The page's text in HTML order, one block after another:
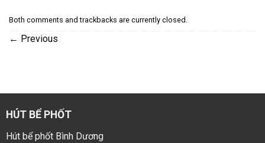
Both comments and trackbacks are currently closed.
← Previous
HÚT BỂ PHỐT
Hút bể phốt Bình Dương